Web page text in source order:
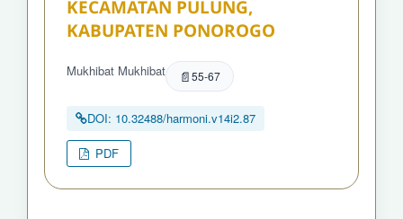
KECAMATAN PULUNG,
KABUPATEN PONOROGO
Mukhibat Mukhibat 55-67
DOI: 10.32488/harmoni.v14i2.87
PDF